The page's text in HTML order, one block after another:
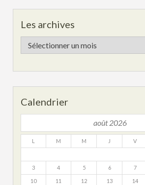
Les archives
Les
archives
Calendrier
août 2026
L M M J V
3 4 5 6 7
10 11 12 13 14